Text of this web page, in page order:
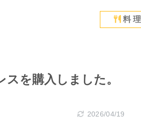
料 理
を購入しました。
2026/04/19